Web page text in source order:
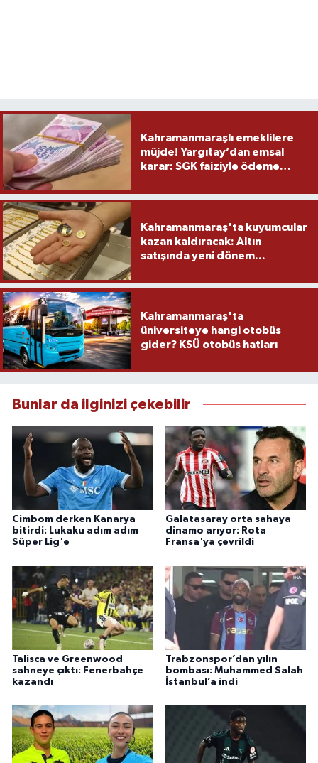
Kahramanmaraşlı emeklilere
müjde! Yargıtay’dan emsal
karar: SGK faiziyle ödeme
Kahramanmaraş'ta kuyumcular
kazan kaldıracak: Altın
satışında yeni dönem...
Kahramanmaraş'ta
üniversiteye hangi otobüs
gider? KSÜ otobüs hatları
Bunlar da ilginizi çekebilir
Cimbom derken Kanarya
bitirdi: Lukaku adım adım
Süper Lig'e
Galatasaray orta sahaya
dinamo arıyor: Rota
Fransa'ya çevrildi
Talisca ve Greenwood
sahneye çıktı: Fenerbahçe
kazandı
Trabzonspor’dan yılın
bombası: Muhammed Salah
İstanbul’a indi